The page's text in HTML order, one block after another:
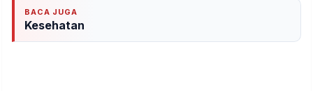
BACA JUGA
Kesehatan